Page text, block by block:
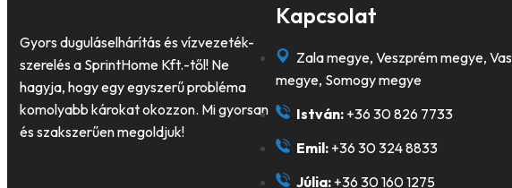
Gyors duguláselhárítás és vízvezeték-
szerelés a SprintHome Kft.-től! Ne
hagyja, hogy egy egyszerű probléma
komolyabb károkat okozzon. Mi gyorsan
és szakszerűen megoldjuk!
Kapcsolat
Zala megye, Veszprém megye, Vas
megye, Somogy megye
István: +36 30 826 7733
Emil: +36 30 324 8833
Júlia: +36 30 160 1275